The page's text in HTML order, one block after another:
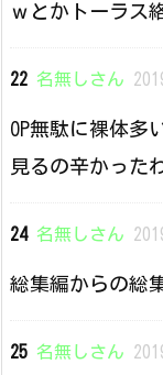
ｗとかトーラス
22 名無しさん
OP無駄に裸体多
見るの辛かった
24 名無しさん
総集編からの総
25 名無しさん